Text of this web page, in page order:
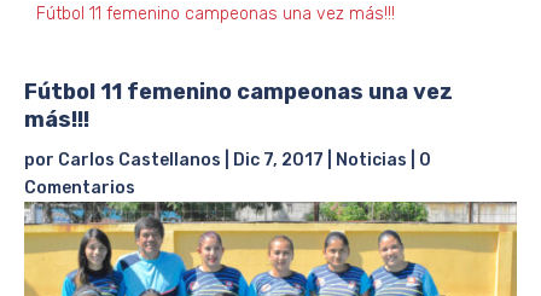
Fútbol 11 femenino campeonas una vez más!!!
Fútbol 11 femenino campeonas una vez
más!!!
por Carlos Castellanos Dic 7, 2017 Noticias
0
Comentarios